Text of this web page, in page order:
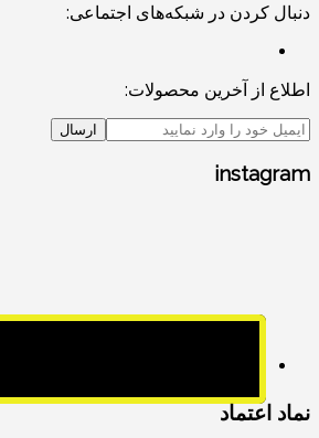
دنبال کردن در شبکه‌های اجتماعی:
اطلاع از آخرین محصولات:
ارسال
instagram
نماد اعتماد